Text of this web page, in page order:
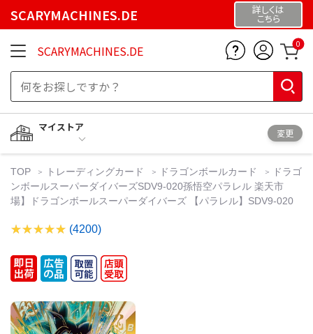
SCARYMACHINES.DE 詳しくは
こちら
SCARYMACHINES.DE 0
マイストア
変更
TOP トレーディングカード ドラゴンボールカード
ドラゴ
ンボールスーパーダイバーズSDV9-020孫悟空パラレル 楽天市
場】ドラゴンボールスーパーダイバーズ 【パラレル】SDV9-020
(4200)